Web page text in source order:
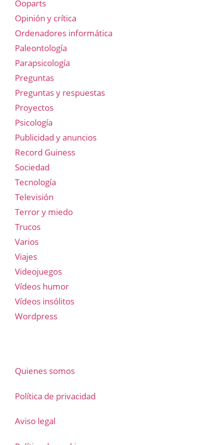
Ooparts
Opinión y crítica
Ordenadores informática
Paleontología
Parapsicología
Preguntas
Preguntas y respuestas
Proyectos
Psicología
Publicidad y anuncios
Record Guiness
Sociedad
Tecnología
Televisión
Terror y miedo
Trucos
Varios
Viajes
Videojuegos
Vídeos humor
Vídeos insólitos
Wordpress
Quienes somos
Política de privacidad
Aviso legal